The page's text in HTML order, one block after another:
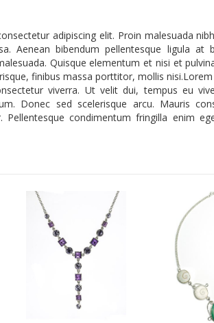
adipiscing elit. Proin malesuada
Aenean bibendum pellentesque ligula at
Quisque elementum et nisi et
finibus massa porttitor, mollis
viverra. Ut velit dui, tempus eu
Donec sed scelerisque arcu. Mauris
condimentum fringilla enim